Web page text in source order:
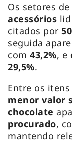
Os setores de
acessórios
citados por
seguida
com43,2%, e
29,5%.
Entre os
menor valor
chocolate
procurado,
mantendo